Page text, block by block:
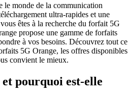
monde de la communication
ultra-rapides et une
êtes à la recherche du forfait 5G
propose une gamme de forfaits
à vos besoins. Découvrez tout ce
5G Orange, les offres disponibles
convient le mieux.
pourquoi est-elle